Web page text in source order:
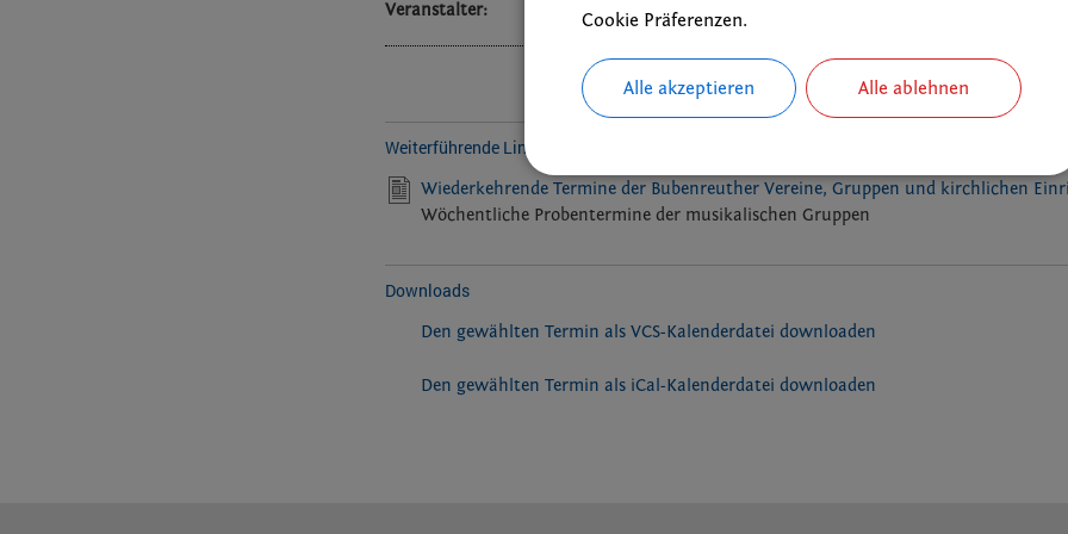
Veranstalter:
Nico Silva
Weiterführende Links
Wiederkehrende Termine der Bubenreuther Vereine, Gruppen und kirchlichen
Wöchentliche Probentermine der musikalischen Gruppen
Downloads
Den gewählten Termin als VCS-Kalenderdatei downloaden
Den gewählten Termin als iCal-Kalenderdatei downloaden
Cookie Präferenzen.
Alle akzeptieren Alle ablehnen